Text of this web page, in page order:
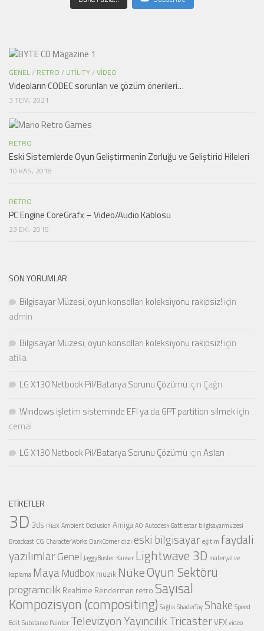
GENEL/ RETRO / UTILITY/VIDEO
Videoların CODEC sorunları ve çözüm önerileri…
3 TEM, 2021
RETRO
Eski Sistemlerde Oyun Geliştirmenin Zorluğu ve Geliştirici Hileleri
10 KAS, 2018
RETRO
PC Engine CoreGrafx – Video/Audio Kablosu
23 EKI, 2015
SON YORUMLAR
Bilgisayar Müzesi, oyun konsolları koleksiyonu rakipsiz! için
admin
Bilgisayar Müzesi, oyun konsolları koleksiyonu rakipsiz! için
atilla
LG X130 Netbook Pil/Batarya Sorunu Çözümü için Çağrı
Windows işletim sisteminde EFI ya da GPT partition silmekiçin
cemal
LG X130 Netbook Pil/Batarya Sorunu Çözümü içinAslan
ETIKETLER
3D 3ds maxAmbient Occlusion AmigaAO Autodesk Battlestar bilgisayarmuzesi
Broadcast CG CharacterWorks DarkCornerdizi eski bilgisayareğitim faydali
yazılımlarGenel JaggyBuster Kanser Lightwave 3D materyal ve
kaplama Maya Mudbox müzik NukeOyun Sektörü
programcılık Realtime Renderman retro Sayısal
Kompozisyon (compositing) SağlıkShaderToy Shake Speed
EditSubstance Painter Televizyon YayıncılıkTricasterVFXvideo